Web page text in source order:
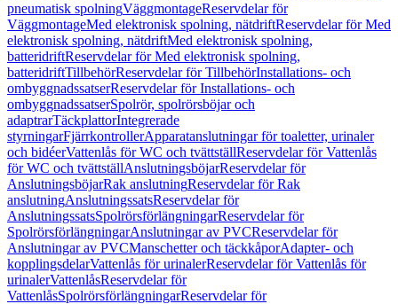
pneumatisk spolningVäggmontageReservdelar för
VäggmontageMed elektronisk spolning, nätdriftReservdelar för Med
elektronisk spolning, nätdriftMed elektronisk spolning,
batteridriftReservdelar för Med elektronisk spolning,
batteridriftTillbehörReservdelar för TillbehörInstallations- och
ombyggnadssatserReservdelar för Installations- och
ombyggnadssatserSpolrör, spolrörsböjar och
adaptrarTäckplattorIntegrerade
styrningarFjärrkontrollerApparatanslutningar för toaletter, urinaler
och bidéerVattenlås för WC och tvättställReservdelar för Vattenlås
för WC och tvättställAnslutningsböjarReservdelar för
AnslutningsböjarRak anslutningReservdelar för Rak
anslutningAnslutningssatsReservdelar för
AnslutningssatsSpolrörsförlängningarReservdelar för
SpolrörsförlängningarAnslutningar av PVCReservdelar för
Anslutningar av PVCManschetter och täckkåporAdapter- och
kopplingsdelarVattenlås för urinalerReservdelar för Vattenlås för
urinalerVattenlåsReservdelar för
VattenlåsSpolrörsförlängningarReservdelar för